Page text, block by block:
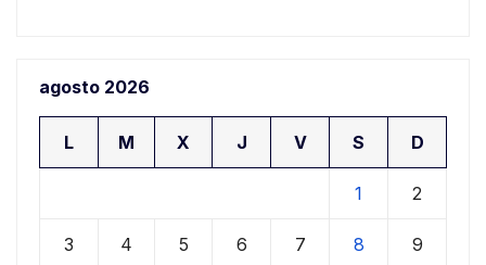
agosto 2026
L M X J V S D
1 2
3 4 5 6 7 8 9